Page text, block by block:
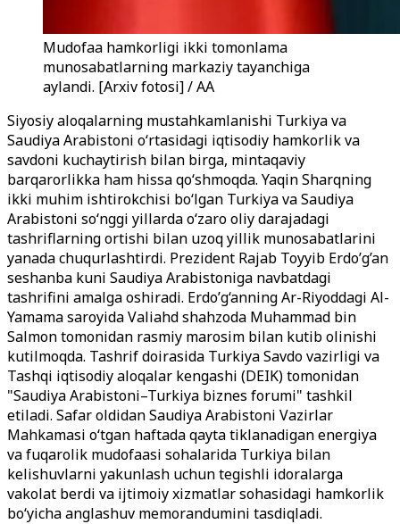
Mudofaa hamkorligi ikki tomonlama
munosabatlarning markaziy tayanchiga
aylandi. [Arxiv fotosi] / AA
Siyosiy aloqalarning mustahkamlanishi Turkiya va
Saudiya Arabistoni o‘rtasidagi iqtisodiy hamkorlik va
savdoni kuchaytirish bilan birga, mintaqaviy
barqarorlikka ham hissa qo‘shmoqda. Yaqin Sharqning
ikki muhim ishtirokchisi bo‘lgan Turkiya va Saudiya
Arabistoni so‘nggi yillarda o‘zaro oliy darajadagi
tashriflarning ortishi bilan uzoq yillik munosabatlarini
yanada chuqurlashtirdi. Prezident Rajab Toyyib Erdo’g’an
seshanba kuni Saudiya Arabistoniga navbatdagi
tashrifini amalga oshiradi. Erdo’g‘anning Ar-Riyoddagi Al-
Yamama saroyida Valiahd shahzoda Muhammad bin
Salmon tomonidan rasmiy marosim bilan kutib olinishi
kutilmoqda. Tashrif doirasida Turkiya Savdo vazirligi va
Tashqi iqtisodiy aloqalar kengashi (DEIK) tomonidan
"Saudiya Arabistoni–Turkiya biznes forumi" tashkil
etiladi. Safar oldidan Saudiya Arabistoni Vazirlar
Mahkamasi o‘tgan haftada qayta tiklanadigan energiya
va fuqarolik mudofaasi sohalarida Turkiya bilan
kelishuvlarni yakunlash uchun tegishli idoralarga
vakolat berdi va ijtimoiy xizmatlar sohasidagi hamkorlik
bo‘yicha anglashuv memorandumini tasdiqladi.